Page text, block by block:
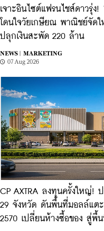
เจาะอินไซต์แฟรนไชส์ดาวรุ่ง
โดนใจวัยเกษียณ พาณิชย์จัด
ปลุกเงินสะพัด 220 ล้าน
NEWS |
MARKETING
07 Aug 2026
CP AXTRA ลงทุนครั้งใหญ่!
29 จังหวัด ดันพื้นที่มอลล์แต
2570 เปลี่ยนห้างซื้อของ สู่พื้